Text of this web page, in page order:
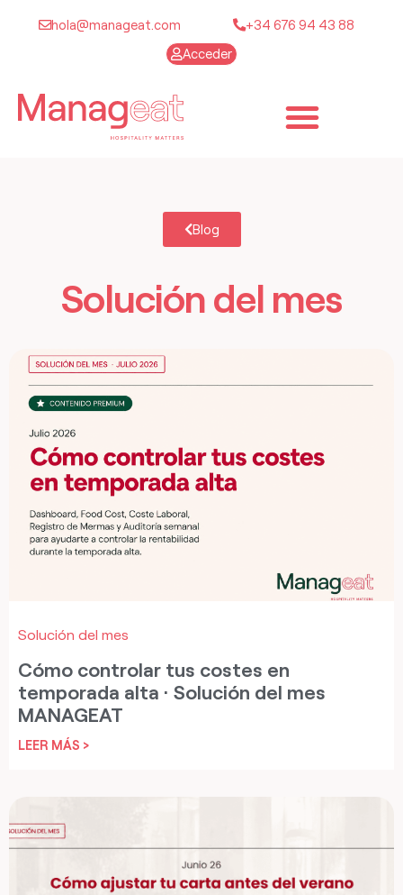
hola@manageat.com
+34 676 94 43 88
Acceder
Blog
Solución del mes
Solución del mes
Cómo controlar tus costes en
temporada alta · Solución del mes
MANAGEAT
LEER MÁS >